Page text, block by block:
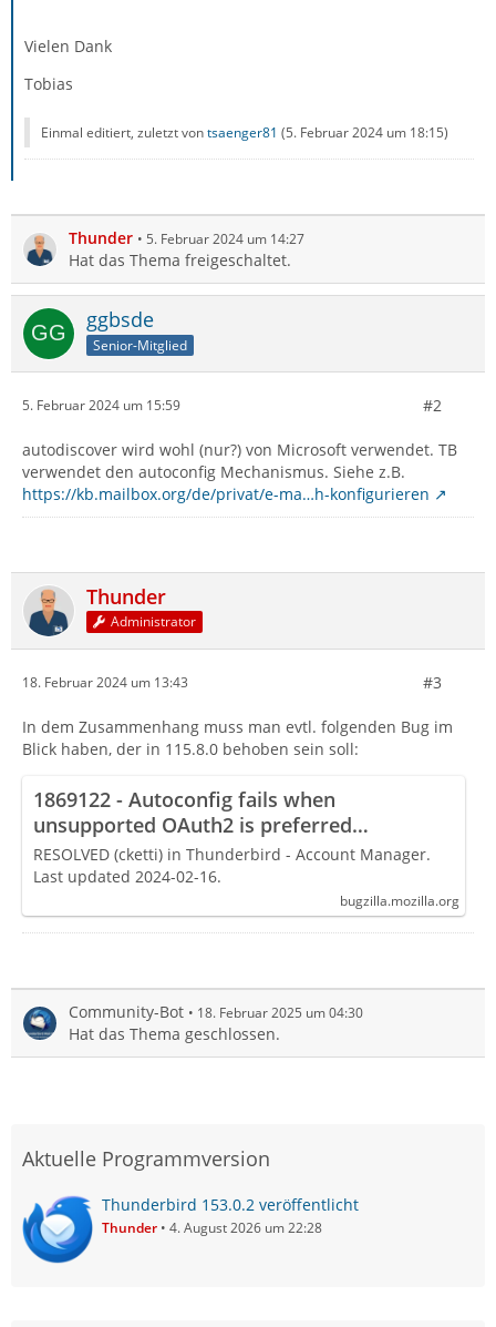
Vielen Dank
Tobias
Einmal editiert, zuletzt vontsaenger81 (5. Februar 2024 um 18:15)
Thunder 5. Februar 2024 um 14:27
Hat das Thema freigeschaltet.
ggbsde
Senior-Mitglied
5. Februar 2024 um 15:59 #2
autodiscover wird wohl (nur?) von Microsoft verwendet. TB
verwendet den autoconfig Mechanismus. Siehe z.B.
https://kb.mailbox.org/de/privat/e-ma…h-konfigurieren
Thunder
Administrator
18. Februar 2024 um 13:43 #3
In dem Zusammenhang muss man evtl. folgenden Bug im
Blick haben, der in 115.8.0 behoben sein soll:
1869122 - Autoconfig fails when
unsupported OAuth2 is preferred
authentication method
RESOLVED (cketti) in Thunderbird - Account Manager.
Last updated 2024-02-16.
bugzilla.mozilla.org
Community-Bot 18. Februar 2025 um 04:30
Hat das Thema geschlossen.
Aktuelle Programmversion
Thunderbird 153.0.2 veröffentlicht
Thunder 4. August 2026 um 22:28